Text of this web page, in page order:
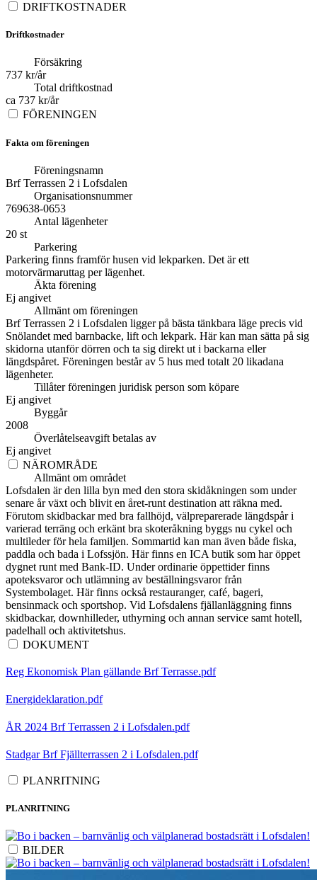
DRIFTKOSTNADER
Driftkostnader
Försäkring
737 kr/år
Total driftkostnad
ca 737 kr/år
FÖRENINGEN
Fakta om föreningen
Föreningsnamn
Brf Terrassen 2 i Lofsdalen
Organisationsnummer
769638-0653
Antal lägenheter
20 st
Parkering
Parkering finns framför husen vid lekparken. Det är ett
motorvärmaruttag per lägenhet.
Äkta förening
Ej angivet
Allmänt om föreningen
Brf Terrassen 2 i Lofsdalen ligger på bästa tänkbara läge precis vid
Snölandet med barnbacke, lift och lekpark. Här kan man sätta på sig
skidorna utanför dörren och ta sig direkt ut i backarna eller
längdspåret. Föreningen består av 5 hus med totalt 20 likadana
lägenheter.
Tillåter föreningen juridisk person som köpare
Ej angivet
Byggår
2008
Överlåtelseavgift betalas av
Ej angivet
NÄROMRÅDE
Allmänt om området
Lofsdalen är den lilla byn med den stora skidåkningen som under
senare år växt och blivit en året-runt destination att räkna med.
Förutom skidbackar med bra fallhöjd, välpreparerade längdspår i
varierad terräng och erkänt bra skoteråkning byggs nu cykel och
multileder för hela familjen. Sommartid kan man även både fiska,
paddla och bada i Lofssjön. Här finns en ICA butik som har öppet
dygnet runt med Bank-ID. Under ordinarie öppettider finns
apoteksvaror och utlämning av beställningsvaror från
Systembolaget. Här finns också restauranger, café, bageri,
bensinmack och sportshop. Vid Lofsdalens fjällanläggning finns
skidbackar, downhilleder, uthyrning och annan service samt hotell,
padelhall och aktivitetshus.
DOKUMENT
Reg Ekonomisk Plan gällande Brf Terrasse.pdf
Energideklaration.pdf
ÅR 2024 Brf Terrassen 2 i Lofsdalen.pdf
Stadgar Brf Fjällterrassen 2 i Lofsdalen.pdf
PLANRITNING
PLANRITNING
BILDER